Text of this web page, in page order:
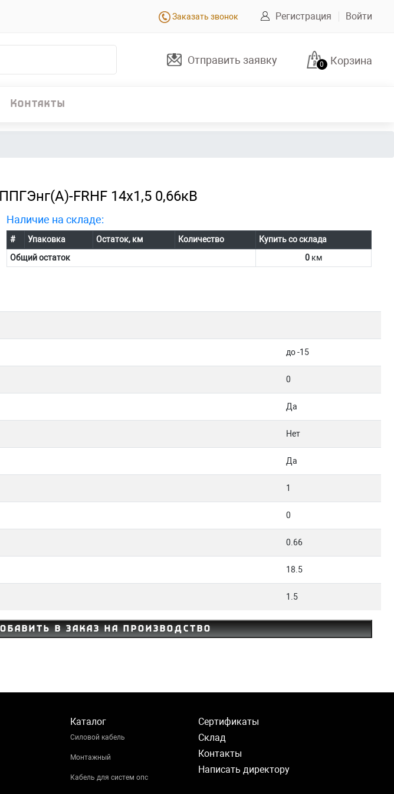
Заказать звонок Регистрация Войти
Отправить заявку 0 Корзина
Контакты
FRHF 14х1,5 0,66кВ
Наличие на складе:
# Упаковка Остаток, км Количество
Купить со склада
Общий остаток
0км
до -15
0
Да
Нет
Да
1
0
0.66
18.5
1.5
в заказ на производство
Каталог
Силовой кабель
Монтажный
Кабель для систем опс
Сертификаты
Склад
Контакты
Написать директору